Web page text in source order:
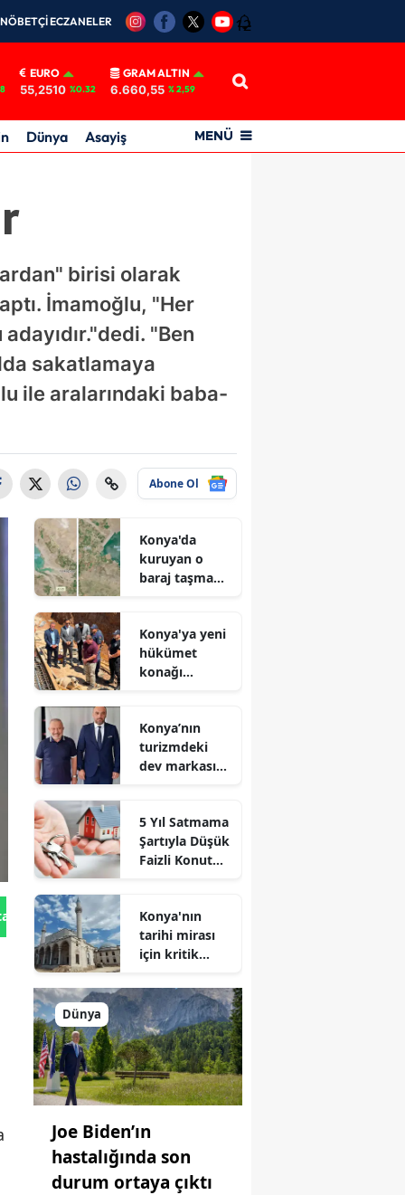
NÖBETÇİ ECZANELER 12
EURO
55,2510 %0.32
GRAM ALTIN
6.660,55 % 2,59
Dünya Asayiş MENÜ
birisi olarak
İmamoğlu, "Her
"Ben
sakatlamaya
ile aralarındaki baba-
Abone Ol
Gönder
Konya'da
kuruyan o
baraj taşma
Konya'ya yeni
hükümet
konağı
Konya’nın
turizmdeki
dev markası
de zirveye
oynuyor
5 Yıl Satmama
Şartıyla Düşük
Faizli Konut
Konya'nın
tarihi mirası
için kritik
durum
açıklandı
Dünya
Joe Biden’ın
hastalığında son
durum ortaya çıktı